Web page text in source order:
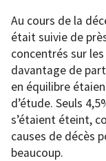
Au cours de la
était suivie de
concentrés sur
davantage de
en équilibre
d’étude. Seuls
s’étaient éteint,
causes de décès
beaucoup.